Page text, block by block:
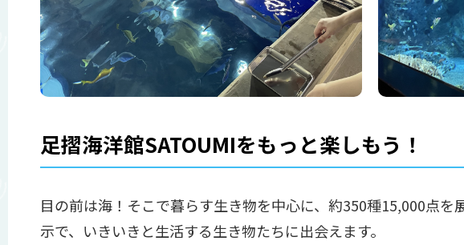
足摺海洋館SATOUMIをもっと楽しもう！
目の前は海！そこで暮らす生き物を中心に、約350種15,000点
示で、いきいきと生活する生き物たちに出会えます。